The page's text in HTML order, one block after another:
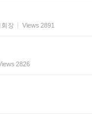
회장 Views 2891
2826